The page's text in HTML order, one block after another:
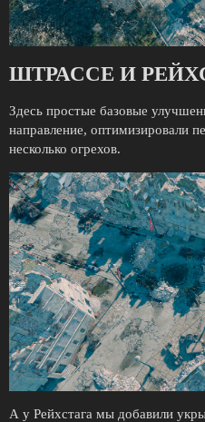
ШТРАССЕ И
Здесь простые базовые
направление, оптимизировали
несколько огрехов.
А у Рейхстага мы добавили